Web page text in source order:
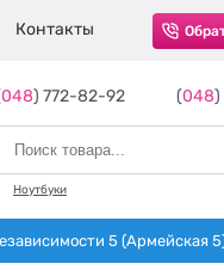
Контакты
048) 772-82-92 (048)
Ноутбуки
5 (Армейская